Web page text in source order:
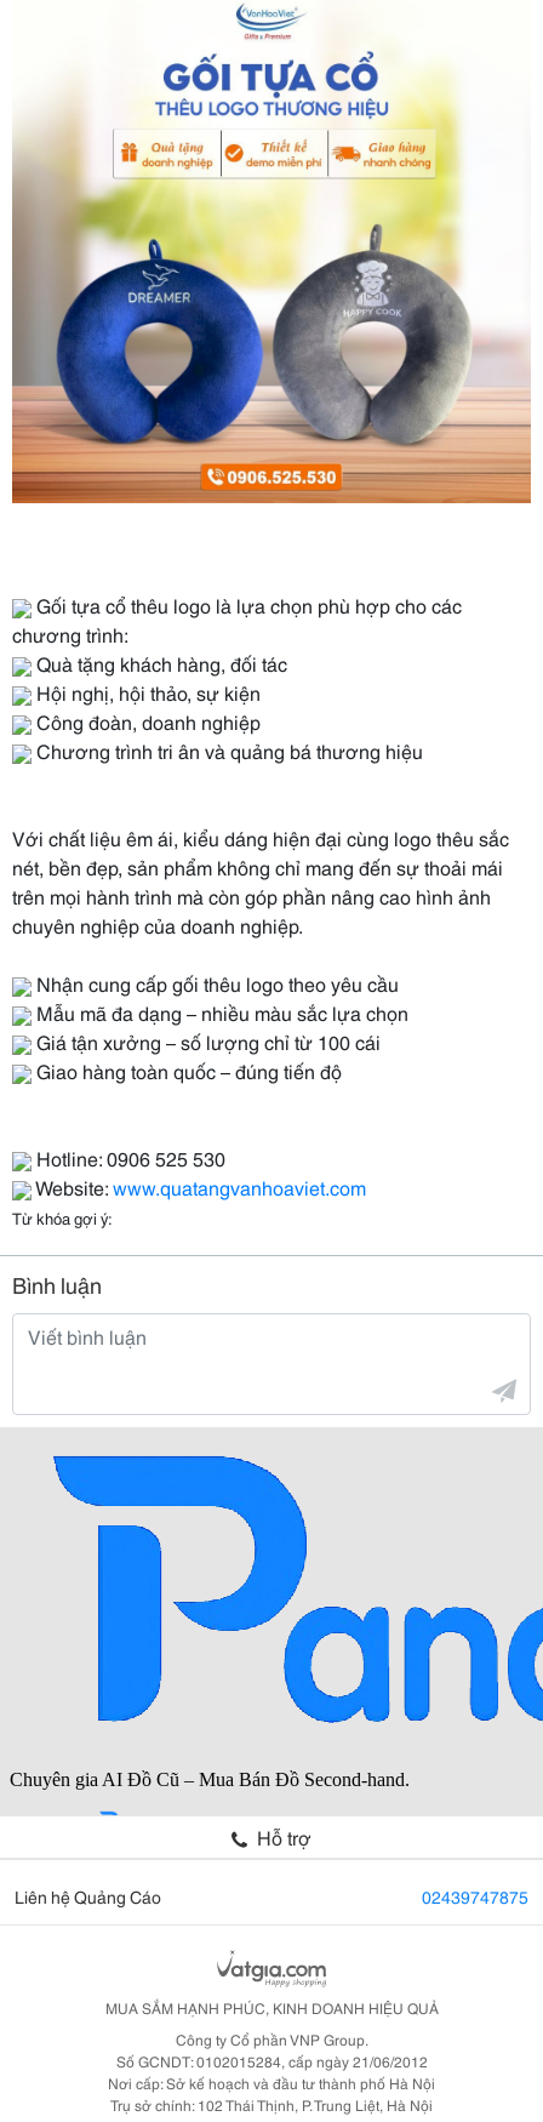
Gối tựa cổ thêu logo là lựa chọn phù hợp cho các
chương trình:
Quà tặng khách hàng, đối tác
Hội nghị, hội thảo, sự kiện
Công đoàn, doanh nghiệp
Chương trình tri ân và quảng bá thương hiệu
Với chất liệu êm ái, kiểu dáng hiện đại cùng logo thêu sắc
nét, bền đẹp, sản phẩm không chỉ mang đến sự thoải mái
trên mọi hành trình mà còn góp phần nâng cao hình ảnh
chuyên nghiệp của doanh nghiệp.
Nhận cung cấp gối thêu logo theo yêu cầu
Mẫu mã đa dạng – nhiều màu sắc lựa chọn
Giá tận xưởng – số lượng chỉ từ 100 cái
Giao hàng toàn quốc – đúng tiến độ
Hotline: 0906 525 530
Website:www.quatangvanhoaviet.com
Từ khóa gợi ý:
Bình luận
Hỗ trợ
Liên hệ Quảng Cáo 02439747875
MUA SẮM HẠNH PHÚC, KINH DOANH HIỆU QUẢ
Công ty Cổ phần VNP Group.
Số GCNDT: 0102015284, cấp ngày 21/06/2012
Nơi cấp: Sở kế hoạch và đầu tư thành phố Hà Nội
Trụ sở chính: 102 Thái Thịnh, P. Trung Liệt, Hà Nội